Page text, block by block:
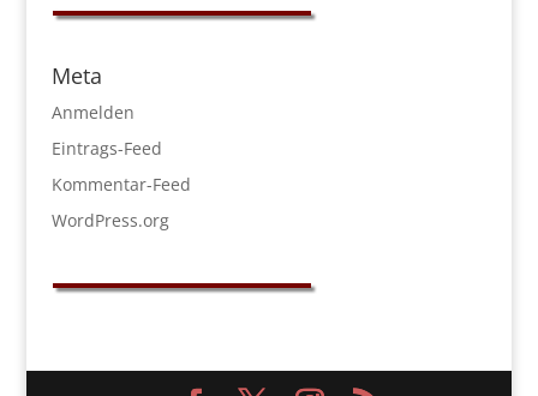
Meta
Anmelden
Eintrags-Feed
Kommentar-Feed
WordPress.org